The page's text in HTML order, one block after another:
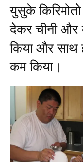
युसुके
देकर चीनी और
किया और साथ
कम किया।